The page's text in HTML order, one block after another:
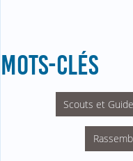
MOTS-CLÉS
Scouts et